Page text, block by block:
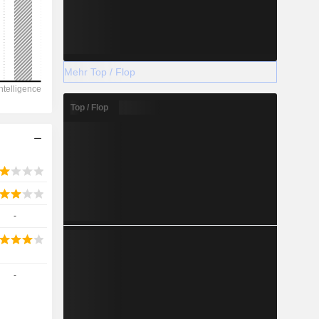
2028
-5.257
-
-
Mehr Top / Flop
Top / Flop